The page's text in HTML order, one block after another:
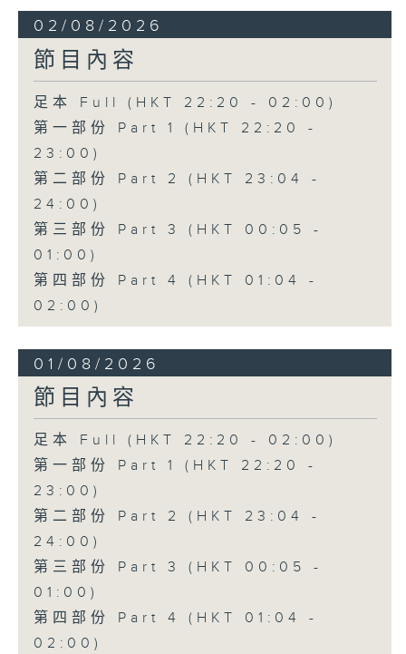
02/08/2026
節目內容
足本 Full (HKT 22:20 - 02:00)
第一部份 Part 1 (HKT 22:20 -
23:00)
第二部份 Part 2 (HKT 23:04 -
24:00)
第三部份 Part 3 (HKT 00:05 -
01:00)
第四部份 Part 4 (HKT 01:04 -
02:00)
01/08/2026
節目內容
足本 Full (HKT 22:20 - 02:00)
第一部份 Part 1 (HKT 22:20 -
23:00)
第二部份 Part 2 (HKT 23:04 -
24:00)
第三部份 Part 3 (HKT 00:05 -
01:00)
第四部份 Part 4 (HKT 01:04 -
02:00)